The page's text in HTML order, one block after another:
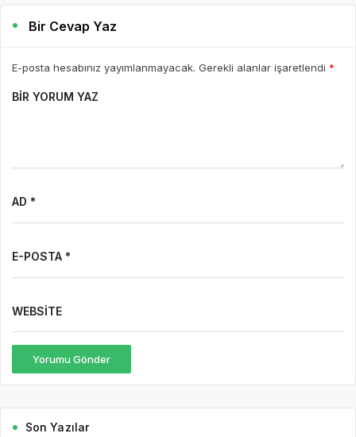
Bir Cevap Yaz
E-posta hesabınız yayımlanmayacak. Gerekli alanlar işaretlendi *
BIR YORUM YAZ
AD *
E-POSTA *
WEBSITE
Yorumu Gönder
Son Yazılar